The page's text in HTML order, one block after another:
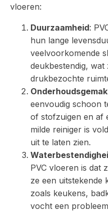
vloeren:
Duurzaamheid:
hun lange
veelvoorkomende
deukbestendig,
drukbezochte
Onderhoudsgemak
eenvoudig schoon
of stofzuigen en af
milde reiniger is
uit te laten zien.
PVC vloeren is dat
ze een uitstekende
zoals keukens,
vocht een